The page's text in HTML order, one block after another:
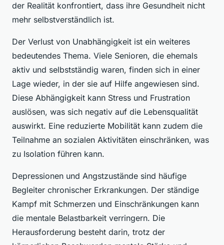
der Realität konfrontiert, dass ihre Gesundheit nicht
mehr selbstverständlich ist.
Der Verlust von Unabhängigkeit ist ein weiteres
bedeutendes Thema. Viele Senioren, die ehemals
aktiv und selbstständig waren, finden sich in einer
Lage wieder, in der sie auf Hilfe angewiesen sind.
Diese Abhängigkeit kann Stress und Frustration
auslösen, was sich negativ auf die Lebensqualität
auswirkt. Eine reduzierte Mobilität kann zudem die
Teilnahme an sozialen Aktivitäten einschränken, was
zu Isolation führen kann.
Depressionen und Angstzustände sind häufige
Begleiter chronischer Erkrankungen. Der ständige
Kampf mit Schmerzen und Einschränkungen kann
die mentale Belastbarkeit verringern. Die
Herausforderung besteht darin, trotz der